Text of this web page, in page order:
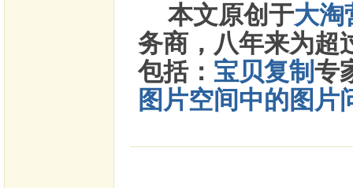
本文原创于大淘
务商，八年来为超
包括： 宝贝复制专
图片空间中的图片